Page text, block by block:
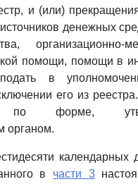
и (или)
денежных
организационно-
помощи, помощи в
в
его из
по форме,
органом.
календарных
в части 3